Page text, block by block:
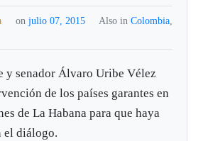
on julio 07, 2015 Also in Colombia,
y senador Álvaro Uribe Vélez
de los países garantes en
de La Habana para que haya
el diálogo.